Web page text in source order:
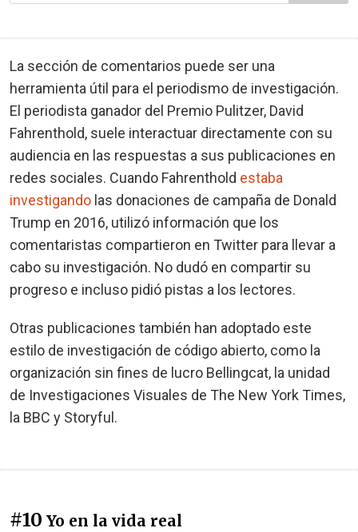
La sección de comentarios puede ser una
herramienta útil para el periodismo de investigación.
El periodista ganador del Premio Pulitzer, David
Fahrenthold, suele interactuar directamente con su
audiencia en las respuestas a sus publicaciones en
redes sociales. Cuando Fahrenthold estaba
investigando las donaciones de campaña de Donald
Trump en 2016, utilizó información que los
comentaristas compartieron en Twitter para llevar a
cabo su investigación. No dudó en compartir su
progreso e incluso pidió pistas a los lectores.
Otras publicaciones también han adoptado este
estilo de investigación de código abierto, como la
organización sin fines de lucro Bellingcat, la unidad
de Investigaciones Visuales de The New York Times,
la BBC y Storyful.
#10 Yo en la vida real